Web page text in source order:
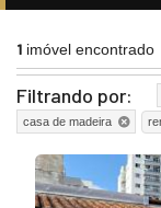
1 imóvel encontrado
Filtrando por:
casa de madeira